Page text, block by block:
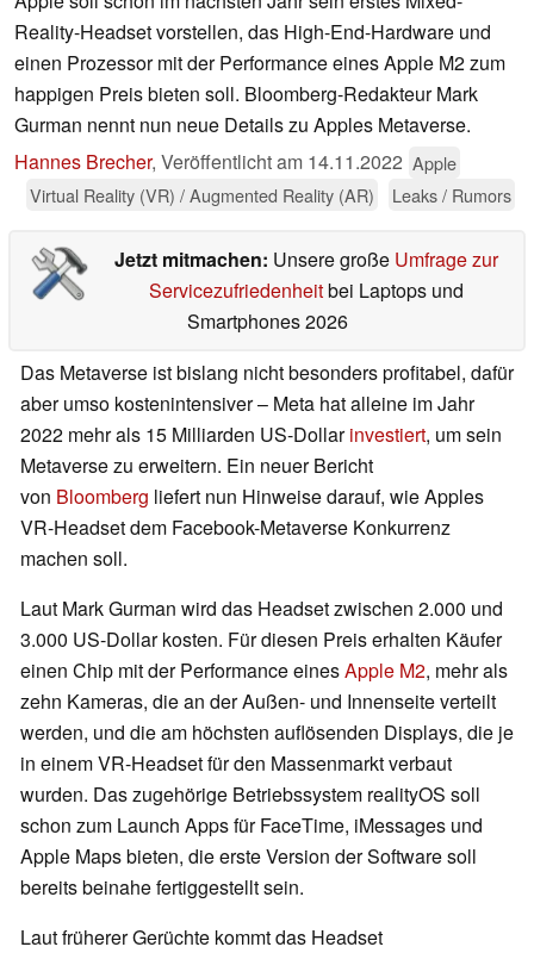
Reality-Headset vorstellen, das High-End-Hardware und
einen Prozessor mit der Performance eines Apple M2 zum
happigen Preis bieten soll. Bloomberg-Redakteur Mark
Gurman nennt nun neue Details zu Apples Metaverse.
Hannes Brecher, Veröffentlicht am 14.11.2022 Apple
Virtual Reality (VR) / Augmented Reality (AR)
Leaks / Rumors
Jetzt mitmachen: Unsere große Umfrage zur
Servicezufriedenheitbei Laptops und
Smartphones 2026
Das Metaverse ist bislang nicht besonders profitabel, dafür
aber umso kostenintensiver – Meta hat alleine im Jahr
2022 mehr als 15 Milliarden US-Dollarinvestiert, um sein
Metaverse zu erweitern. Ein neuer Bericht
von Bloomberg liefert nun Hinweise darauf, wie Apples
VR-Headset dem Facebook-Metaverse Konkurrenz
machen soll.
Laut Mark Gurman wird das Headset zwischen 2.000 und
3.000 US-Dollar kosten. Für diesen Preis erhalten Käufer
einen Chip mit der Performance einesApple M2, mehr als
zehn Kameras, die an der Außen- und Innenseite verteilt
werden, und die am höchsten auflösenden Displays, die je
in einem VR-Headset für den Massenmarkt verbaut
wurden. Das zugehörige Betriebssystem realityOS soll
schon zum Launch Apps für FaceTime, iMessages und
Apple Maps bieten, die erste Version der Software soll
bereits beinahe fertiggestellt sein.
Laut früherer Gerüchte kommt das Headset